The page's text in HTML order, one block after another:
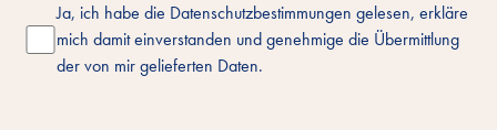
Ja, ich habe die Datenschutzbestimmungen gelesen, erkläre
mich damit einverstanden und genehmige die Übermittlung
der von mir gelieferten Daten.